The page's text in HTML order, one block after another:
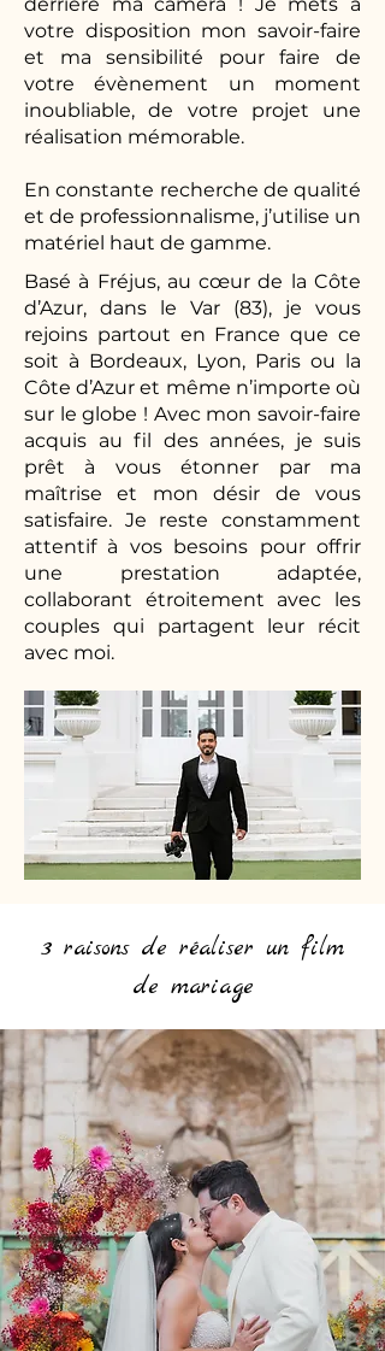
votre disposition mon savoir-faire
et ma sensibilité pour faire de
votre évènement un moment
inoubliable, de votre projet une
réalisation mémorable.
En constante recherche de qualité
et de professionnalisme, j’utilise un
matériel haut de gamme.
Basé à Fréjus, au cœur de la Côte
d’Azur, dans le Var (83), je vous
rejoins partout en France que ce
soit à Bordeaux, Lyon, Paris ou la
Côte d’Azur et même n’importe où
sur le globe ! Avec mon savoir-faire
acquis au fil des années, je suis
prêt à vous étonner par ma
maîtrise et mon désir de vous
satisfaire. Je reste constamment
attentif à vos besoins pour offrir
une prestation adaptée,
collaborant étroitement avec les
couples qui partagent leur récit
avec moi.
3 raisons de réaliser un film
de mariage